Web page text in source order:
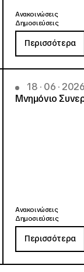
Ανακοινώσεις
Δημοσιεύσεις
Περισσότερα
18 · 06 · 2026
Μνημόνιο
Ανακοινώσεις
Δημοσιεύσεις
Περισσότερα